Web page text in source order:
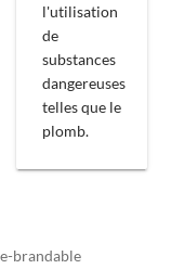
l'utilisation
de
substances
dangereuses
telles que le
plomb.
brandable